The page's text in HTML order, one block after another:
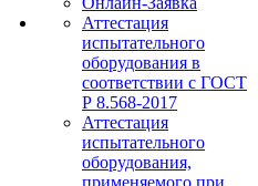
Аттестация
испытательного
оборудования в
соответствии с ГОСТ
Р 8.568-2017
Аттестация
испытательного
оборудования,
применяемого при